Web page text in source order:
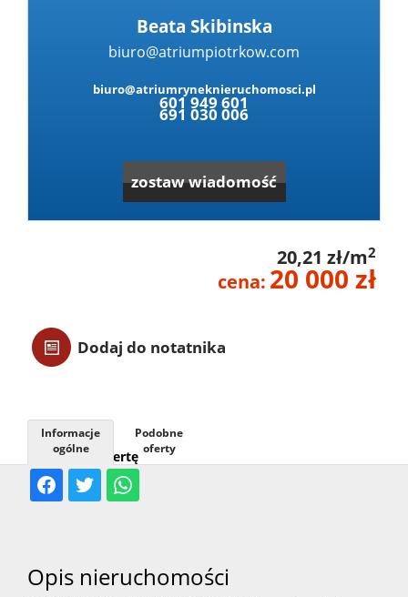
Usługi
Beata Skibinska
biuro@atriumpiotrkow.com
biuro@atriumryneknieruchomosci.pl
601 949 601
691 030 006
zostaw wiadomość
20,21 zł/m2
cena: 20 000 zł
Dodaj do notatnika
Udostępnij ofertę
Informacje
ogólne
Podobne
oferty
Opis nieruchomości